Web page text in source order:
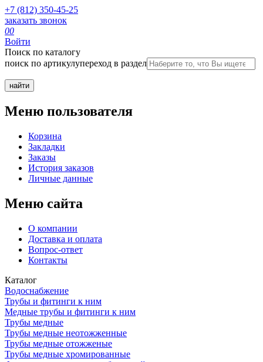
+7 (812) 350-45-25
заказать звонок
00
Войти
Поиск по каталогу
поиск по артикулупереход в раздел
Меню пользователя
Корзина
Закладки
Заказы
История заказов
Личные данные
Меню сайта
О компании
Доставка и оплата
Вопрос-ответ
Контакты
Каталог
Водоснабжение
Трубы и фитинги к ним
Медные трубы и фитинги к ним
Трубы медные
Трубы медные неотожженные
Трубы медные отожженые
Трубы медные хромированные